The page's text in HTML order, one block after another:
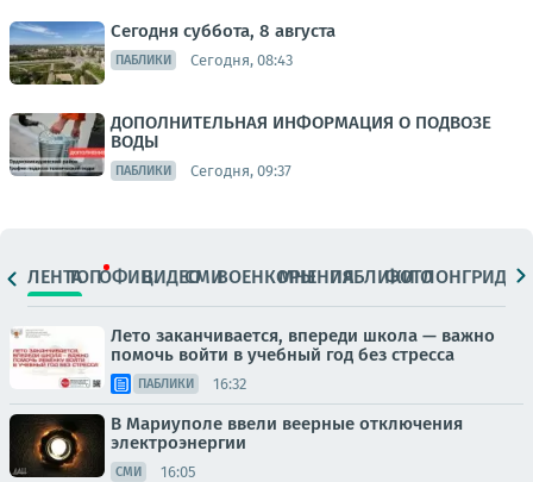
Сегодня суббота, 8 августа
ПАБЛИКИ Сегодня, 08:43
ДОПОЛНИТЕЛЬНАЯ ИНФОРМАЦИЯ О ПОДВОЗЕ
ВОДЫ
ПАБЛИКИ Сегодня, 09:37
ЛЕНТАТОПОФИЦ.ВИДЕОСМИВОЕНКОРЫМНЕНИЯПАБЛИКИ
ФОТОЛОНГРИДЫ
Лето заканчивается, впереди школа — важно
помочь войти в учебный год без стресса
ПАБЛИКИ 16:32
В Мариуполе ввели веерные отключения
электроэнергии
СМИ 16:05